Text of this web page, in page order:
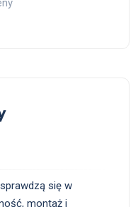
się w
montaż i